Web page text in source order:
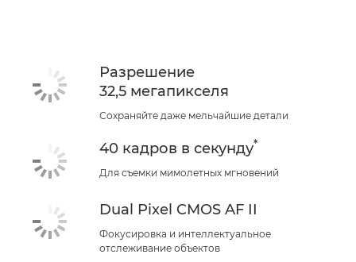
Разрешение
32,5 мегапикселя
Сохраняйте даже мельчайшие детали
40 кадров в секунду*
Для съемки мимолетных мгновений
Dual Pixel CMOS AF II
Фокусировка и интеллектуальное
отслеживание объектов